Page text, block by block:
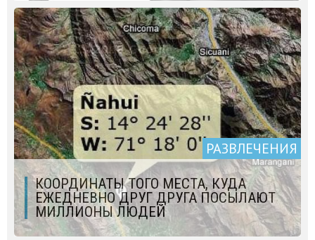
РАЗВЛЕЧЕНИЯ
КООРДИНАТЫ ТОГО МЕСТА, КУДА
ЕЖЕДНЕВНО ДРУГ ДРУГА ПОСЫЛАЮТ
МИЛЛИОНЫ ЛЮДЕЙ